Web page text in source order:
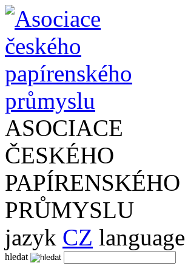
ASOCIACE
ČESKÉHO
PAPÍRENSKÉHO
PRŮMYSLU
jazyk CZ language
hledat